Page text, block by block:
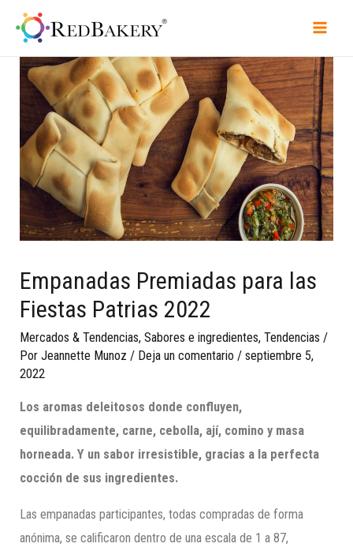
Empanadas Premiadas para las
Fiestas Patrias 2022
Mercados & Tendencias,Sabores e ingredientes,Tendencias /
PorJeannette Munoz / Deja un comentario /septiembre 5,
2022
Los aromas deleitosos donde confluyen,
equilibradamente, carne, cebolla, ají, comino y masa
horneada. Y un sabor irresistible, gracias a la perfecta
cocción de sus ingredientes.
Las empanadas participantes, todas compradas de forma
anónima, se calificaron dentro de una escala de 1 a 87,